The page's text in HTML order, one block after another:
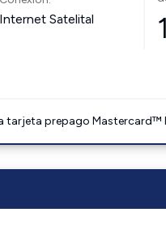
Internet Satelital
tarjeta prepago Mastercard™